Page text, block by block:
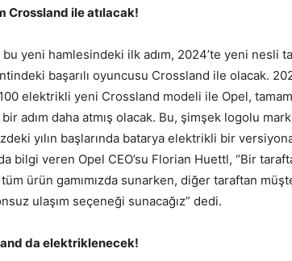
Crossland ile atılacak!
bu yeni hamlesindeki ilk adım, 2024’te yeni nesli
başarılı oyuncusu Crossland ile olacak.
elektrikli yeni Crossland modeli ile Opel,
adım daha atmış olacak. Bu, şimşek logolu
yılın başlarında batarya elektrikli bir
bilgi veren Opel CEO’su Florian Huettl, “Bir
ürün gamımızda sunarken, diğer taraftan
ulaşım seçeneği sunacağız” dedi.
da elektriklenecek!